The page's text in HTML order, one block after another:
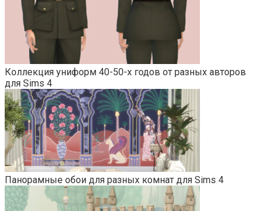
Коллекция униформ 40-50-х годов от разных авторов
для Sims 4
Панорамные обои для разных комнат для Sims 4